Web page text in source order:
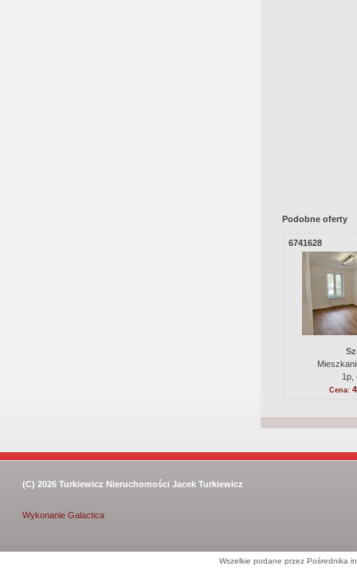
Podobne oferty
6741628
1p,
Cena:
(C) 2026 Turkiewicz Nieruchomości Jacek Turkiewicz
Wykonanie Galactica
Wszelkie podane przez Pośrednika